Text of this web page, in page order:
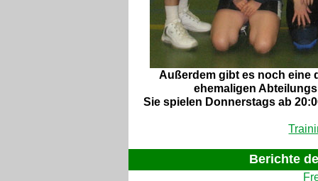
Außerdem gibt es noch eine
ehemaligen
Sie spielen Donnerstags ab
Berichte